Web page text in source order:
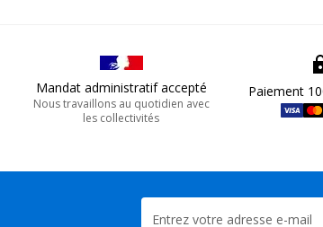
Mandat administratif accepté
Nous travaillons au quotidien avec
les collectivités
Paiement